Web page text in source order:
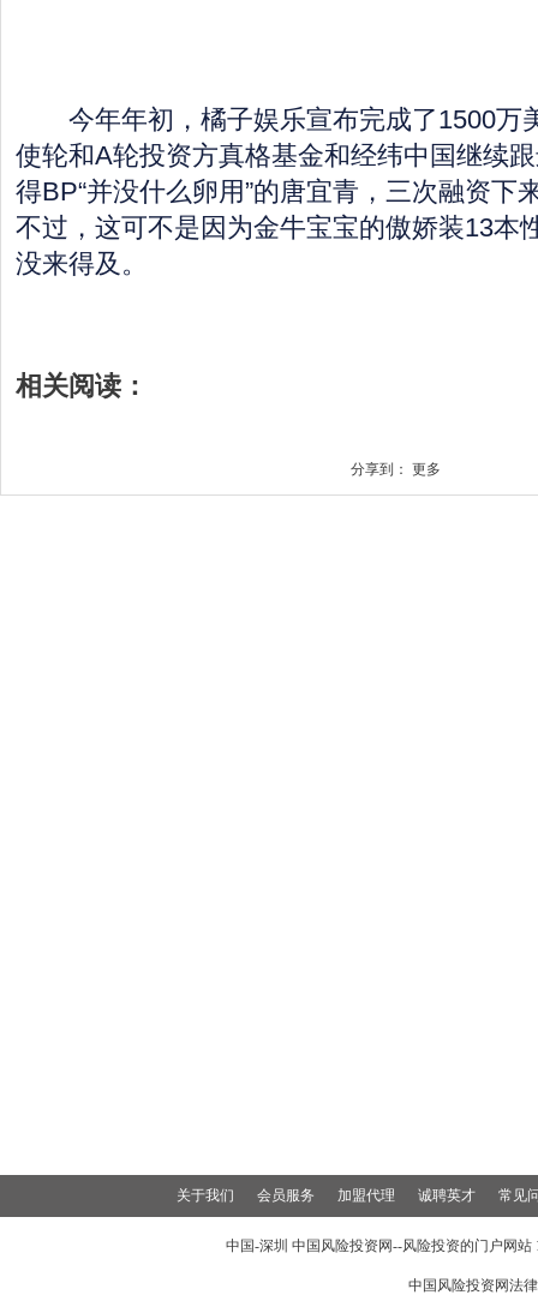
今年年初，橘子娱乐宣布完成了1500万
使轮和A轮投资方真格基金和经纬中国继续
得BP“并没什么卵用”的唐宜青，三次融资下
不过，这可不是因为金牛宝宝的傲娇装13本
没来得及。
相关阅读：
分享到： 更多
关于我们 会员服务 加盟代理 诚聘英才 常见
中国-深圳 中国风险投资网--风险投资的门户网
中国风险投资网法